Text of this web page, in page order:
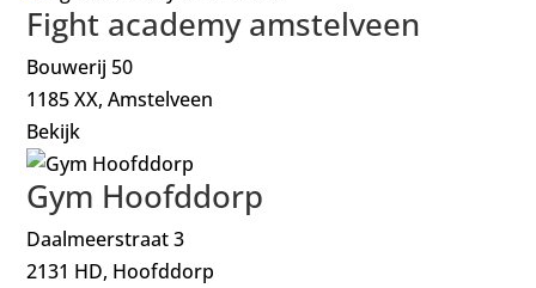
Fight academy amstelveen
Bouwerij 50
1185 XX, Amstelveen
Bekijk
Gym Hoofddorp
Daalmeerstraat 3
2131 HD, Hoofddorp